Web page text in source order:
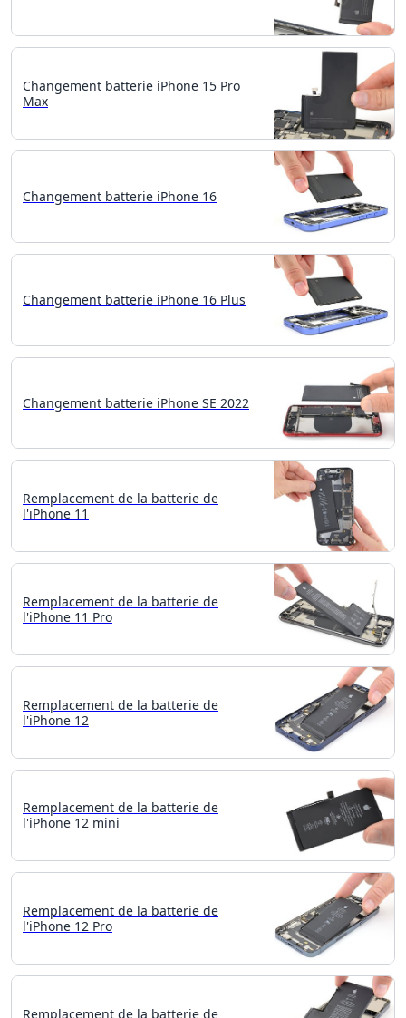
Changement batterie iPhone 15 Pro
Max
Changement batterie iPhone 16
Changement batterie iPhone 16 Plus
Changement batterie iPhone SE 2022
Remplacement de la batterie de
l'iPhone 11
Remplacement de la batterie de
l'iPhone 11 Pro
Remplacement de la batterie de
l'iPhone 12
Remplacement de la batterie de
l'iPhone 12 mini
Remplacement de la batterie de
l'iPhone 12 Pro
Remplacement de la batterie de